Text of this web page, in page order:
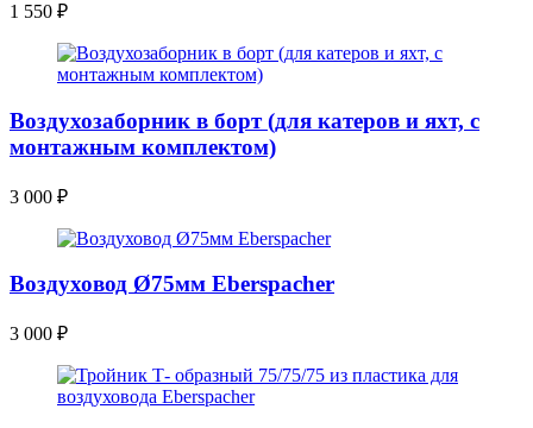
1 550 ₽
Воздухозаборник в борт (для катеров и яхт, с
монтажным комплектом)
3 000 ₽
Воздуховод Ø75мм Eberspacher
3 000 ₽